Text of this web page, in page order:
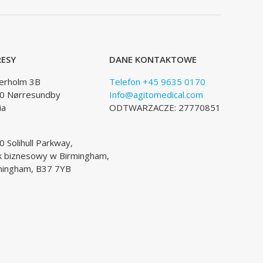
3B
Nørresundby
Solihull Parkway,
biznesowy w Birmingham,
B37 7YB
DANE KONTAKTOWE
Telefon +45 9635 0170
Info@agitomedical.com
ODTWARZACZE: 27770851